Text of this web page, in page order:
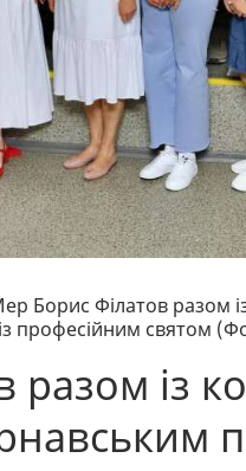
Борис Філатов разом
професійним святом
разом із